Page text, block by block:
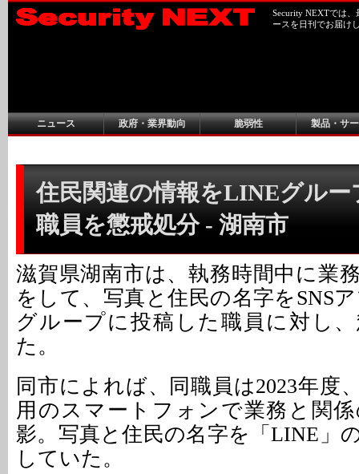
Security NEXTでは
ースを日刊でお届け
ニュース 政府・業界動向 脆弱性 製品・サ
住民関連の情報をLINEグルー
職員を懲戒処分 - 湖南市
滋賀県湖南市は、執務時間中に業
をして、写真と住民の名字をSNS
グループに投稿した職員に対し
た。
同市によれば、同職員は2023年度
用のスマートフォンで業務と関
影。写真と住民の名字を「LINE」
していた。